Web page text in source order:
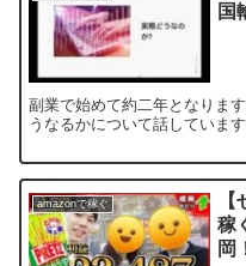
国
副業で始めて約二年となりま
うなるかについて話していま
amazonで稼ぐ
稼
岡